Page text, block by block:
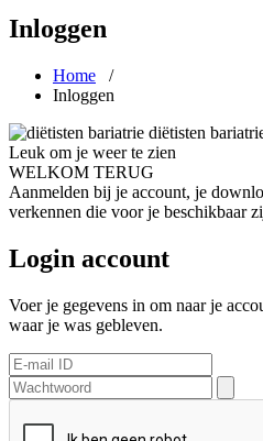
Inloggen
Home /
Inloggen
diëtisten
Leuk om je weer te zien
WELKOM TERUG
Aanmelden bij je account, je
verkennen die voor je beschikbaar
Login account
Voer je gegevens in om naar je
waar je was gebleven.